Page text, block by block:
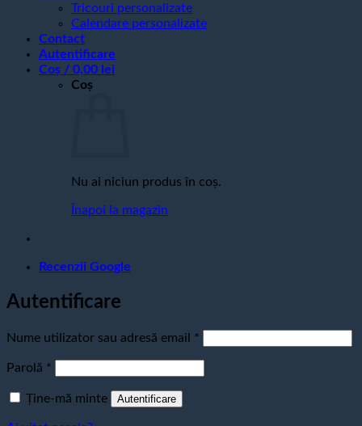
Tricouri personalizate
Calendare personalizate
Contact
Autentificare
Coș / 0,00 lei
Coș
Nu ai niciun produs în coș.
Înapoi la magazin
Recenzii Google
Autentificare
Nume utilizator sau adresă email *
Parolă *
Ține-mă minte Autentificare